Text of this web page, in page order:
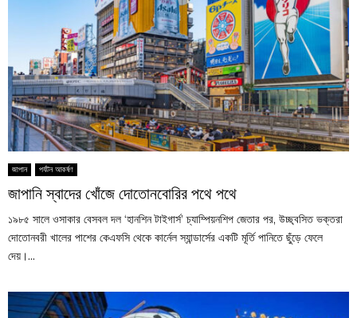
জাপান পর্যটন আকর্ষণ
জাপানি স্বাদের খোঁজে দোতোনবোরির পথে পথে
১৯৮৫ সালে ওসাকার বেসবল দল ‘হানশিন টাইগার্স’ চ্যাম্পিয়নশিপ জেতার পর, উচ্ছ্বসিত ভক্তরা
দোতোনবরী খালের পাশের কেএফসি থেকে কার্নেল স্যান্ডার্সের একটি মূর্তি পানিতে ছুঁড়ে ফেলে
দেয়।...